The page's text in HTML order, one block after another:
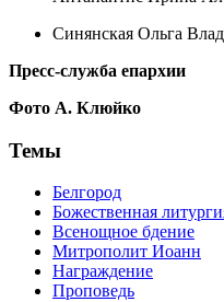
Синянская Ольга
Пресс-служба епархии
Фото А. Клюйко
Темы
Белгород
Божественная
Всенощное бдение
Митрополит Иоанн
Награждение
Проповедь